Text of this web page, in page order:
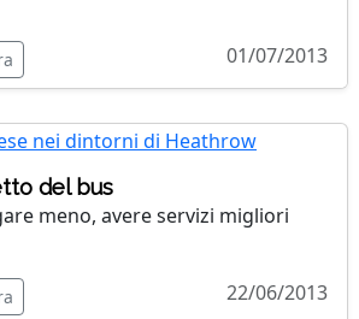
01/07/2013
del bus
meno, avere servizi migliori
22/06/2013